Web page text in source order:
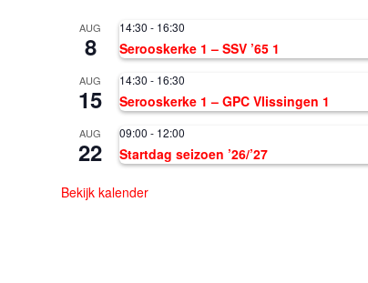
AUG
8
14:30 - 16:30
Serooskerke 1 – SSV ’65 1
AUG
15
14:30 - 16:30
Serooskerke 1 – GPC Vlissingen 1
AUG
22
09:00 - 12:00
Startdag seizoen ’26/’27
Bekijk kalender